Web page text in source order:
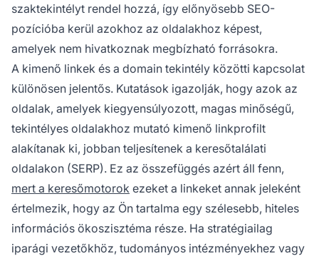
szaktekintélyt rendel hozzá, így előnyösebb SEO-
pozícióba kerül azokhoz az oldalakhoz képest,
amelyek nem hivatkoznak megbízható forrásokra.
A kimenő linkek és a domain tekintély közötti kapcsolat
különösen jelentős. Kutatások igazolják, hogy azok az
oldalak, amelyek kiegyensúlyozott, magas minőségű,
tekintélyes oldalakhoz mutató kimenő linkprofilt
alakítanak ki, jobban teljesítenek a keresőtalálati
oldalakon (SERP). Ez az összefüggés azért áll fenn,
mert a keresőmotorok ezeket a linkeket annak jeleként
értelmezik, hogy az Ön tartalma egy szélesebb, hiteles
információs ökoszisztéma része. Ha stratégiailag
iparági vezetőkhöz, tudományos intézményekhez vagy